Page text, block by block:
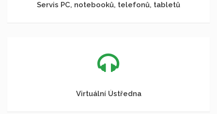
Servis PC, notebooků, telefonů, tabletů
Virtuální Ústředna